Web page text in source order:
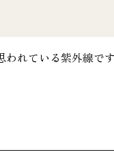
れている紫外線で